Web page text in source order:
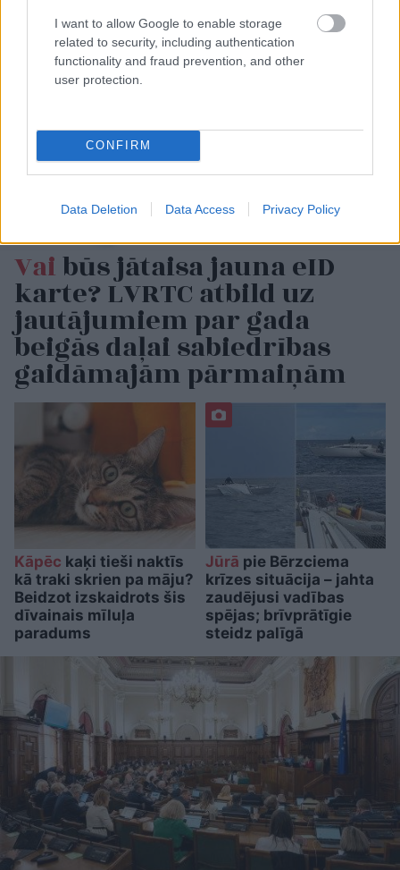
I want to allow Google to enable storage
related to security, including authentication
functionality and fraud prevention, and other
user protection.
CONFIRM
Data Deletion Data Access Privacy Policy
Vaibūs jātaisa jauna eID
karte? LVRTC atbild uz
jautājumiem par gada
beigās daļai sabiedrības
gaidāmajām pārmaiņām
Kāpēc kaķi tieši naktīs
kā traki skrien pa māju?
Beidzot izskaidrots šis
dīvainais mīluļa
paradums
Jūrā pie Bērzciema
krīzes situācija – jahta
zaudējusi vadības
spējas; brīvprātīgie
steidz palīgā